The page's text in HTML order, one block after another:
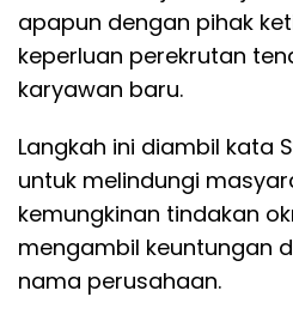
apapun dengan pihak
keperluan perekrutan
karyawan baru.
Langkah ini diambil kata
untuk melindungi
kemungkinan tindakan
mengambil keuntungan
nama perusahaan.